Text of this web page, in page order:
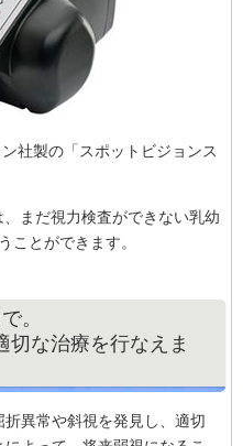
社製の「スポットビジョンス
まだ視⼒検査ができない乳幼
ことができます。
。
切な治療を行なえま
異常や斜視を発⾒し、適切